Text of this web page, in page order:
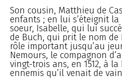
Son cousin, Matthieu de
enfants ; en lui s’éteignit
soeur, Isabelle, qui lui
de Buch, qui prit le nom de
rôle important jusqu’au
Nemours, le compagnon
vingt-trois ans, en 1512, à
ennemis qu’il venait de